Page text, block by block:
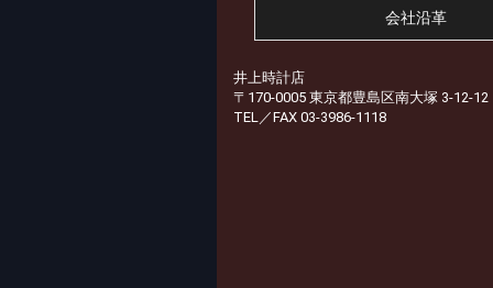
会社沿革
井上時計店
〒170-0005 東京都豊島区南大塚 3-12-12
TEL／FAX 03-3986-1118